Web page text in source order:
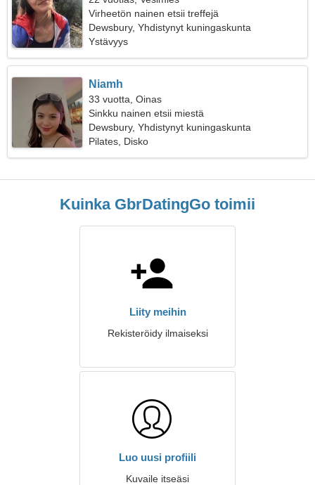
Virheetön nainen etsii treffejä
Dewsbury, Yhdistynyt kuningaskunta
Ystävyys
Niamh
33 vuotta, Oinas
Sinkku nainen etsii miestä
Dewsbury, Yhdistynyt kuningaskunta
Pilates, Disko
Kuinka GbrDatingGo toimii
Liity meihin
Rekisteröidy ilmaiseksi
Luo uusi profiili
Kuvaile itseäsi